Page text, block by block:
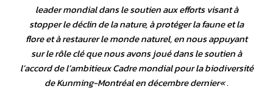
leader mondial dans le soutien aux efforts visant à
stopper le déclin de la nature, à protéger la faune et la
flore et à restaurer le monde naturel, en nous appuyant
sur le rôle clé que nous avons joué dans le soutien à
l’accord de l’ambitieux Cadre mondial pour la biodiversité
de Kunming-Montréal en décembre dernier« .